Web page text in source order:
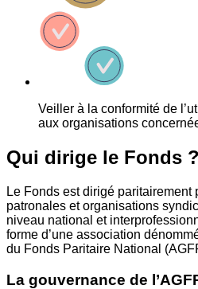
Veiller à la conformité de
aux organisations
Qui dirige le Fonds ?
Le Fonds est dirigé paritairement
patronales et organisations
niveau national et
forme d’une association
du Fonds Paritaire National
La gouvernance de